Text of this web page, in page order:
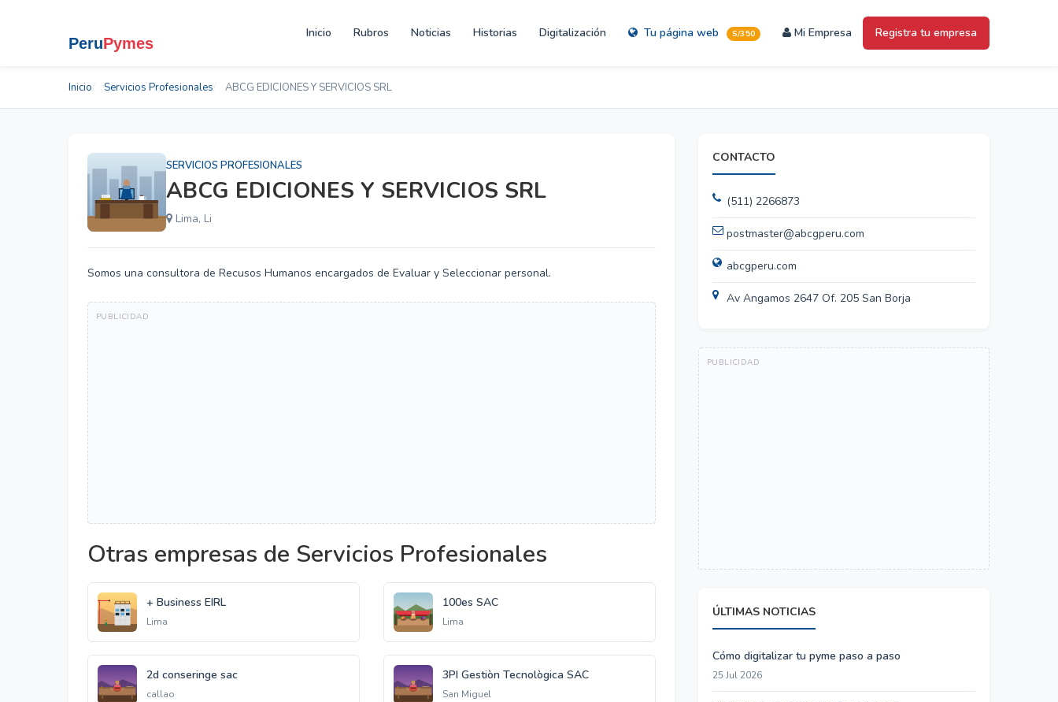
Inicio Rubros Noticias Historias Digitalización Tu página web S/350 Mi Empresa Registra tu empresa
Inicio Servicios Profesionales ABCG EDICIONES Y SERVICIOS SRL
SERVICIOS PROFESIONALES
ABCG EDICIONES Y SERVICIOS SRL
Lima, Li
Somos una consultora de Recusos Humanos encargados de Evaluar y Seleccionar personal.
Otras empresas de Servicios Profesionales
+ Business EIRL
Lima
100es SAC
Lima
2d conseringe sac
callao
3PI Gestiòn Tecnològica SAC
San Miguel
CONTACTO
(511) 2266873
postmaster@abcgperu.com
abcgperu.com
Av Angamos 2647 Of. 205 San Borja
ÚLTIMAS NOTICIAS
Cómo digitalizar tu pyme paso a paso
25 Jul 2026